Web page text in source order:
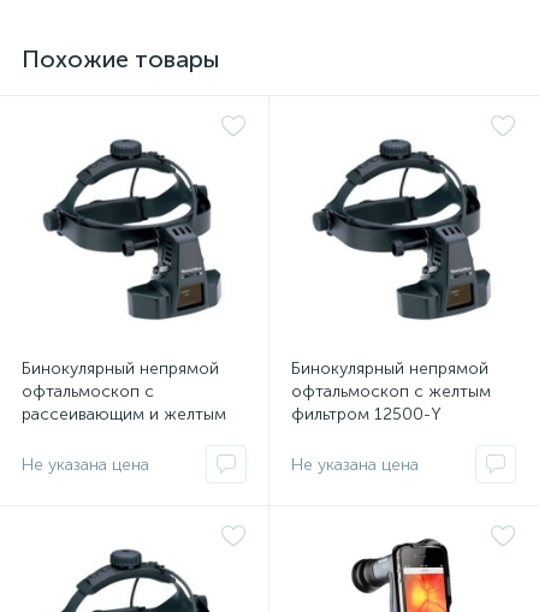
Похожие товары
Бинокулярный непрямой
офтальмоскоп с
рассеивающим и желтым
Не указана цена
Бинокулярный непрямой
офтальмоскоп с желтым
фильтром 12500-Y
Не указана цена